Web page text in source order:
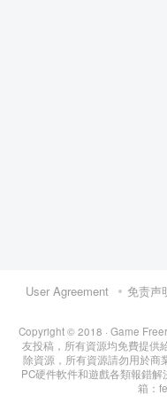
User Agreement 免责声
Copyright © 2018 · Game Freer
友投稿，所有資源均免費提供
除資源，所有資源請勿用於商
PC硬件軟件和遊戲各類報錯
箱：